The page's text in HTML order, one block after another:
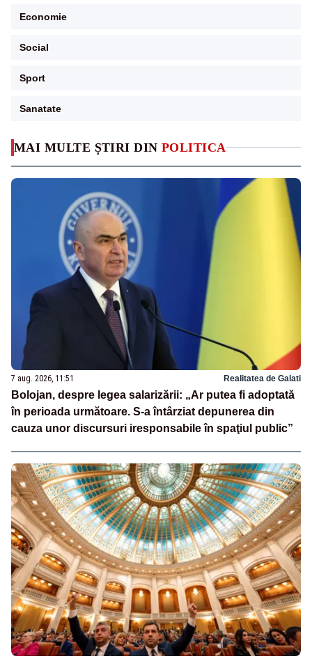
MAI MULTE ȘTIRI DIN POLITICA
7 aug. 2026, 11:51 Realitatea de Galati
Bolojan, despre legea salarizării: „Ar putea fi adoptată
în perioada următoare. S-a întârziat depunerea din
cauza unor discursuri iresponsabile în spaţiul public”
Economie
Social
Sport
Sanatate